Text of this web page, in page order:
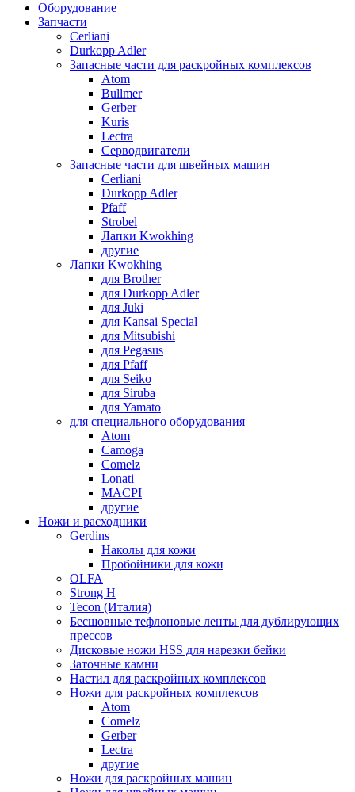
Оборудование
Запчасти
Cerliani
Durkopp Adler
Запасные части для раскройных комплексов
Atom
Bullmer
Gerber
Kuris
Lectra
Серводвигатели
Запасные части для швейных машин
Cerliani
Durkopp Adler
Pfaff
Strobel
Лапки Kwokhing
другие
Лапки Kwokhing
для Brother
для Durkopp Adler
для Juki
для Kansai Special
для Mitsubishi
для Pegasus
для Pfaff
для Seiko
для Siruba
для Yamato
для специального оборудования
Atom
Camoga
Comelz
Lonati
MACPI
другие
Ножи и расходники
Gerdins
Наколы для кожи
Пробойники для кожи
OLFA
Strong H
Tecon (Италия)
Бесшовные тефлоновые ленты для дублирующих
прессов
Дисковые ножи HSS для нарезки бейки
Заточные камни
Настил для раскройных комплексов
Ножи для раскройных комплексов
Atom
Comelz
Gerber
Lectra
другие
Ножи для раскройных машин